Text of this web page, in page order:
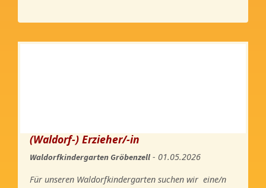
(Waldorf-) Erzieher/-in
Waldorfkindergarten Gröbenzell - 01.05.2026
Für unseren Waldorfkindergarten suchen wir eine/n